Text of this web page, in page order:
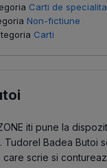
Carti de
Non-fictiune
Carti
iti pune la
Tudorel Badea Butoi
care scrie si